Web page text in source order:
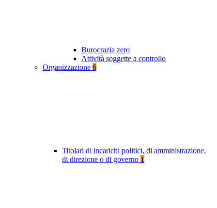
Burocrazia zero
Attività soggette a controllo
Organizzazione 6
Titolari di incarichi politici, di amministrazione,
di direzione o di governo 1